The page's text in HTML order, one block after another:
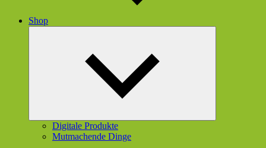
Shop
Digitale Produkte
Mutmachende Dinge